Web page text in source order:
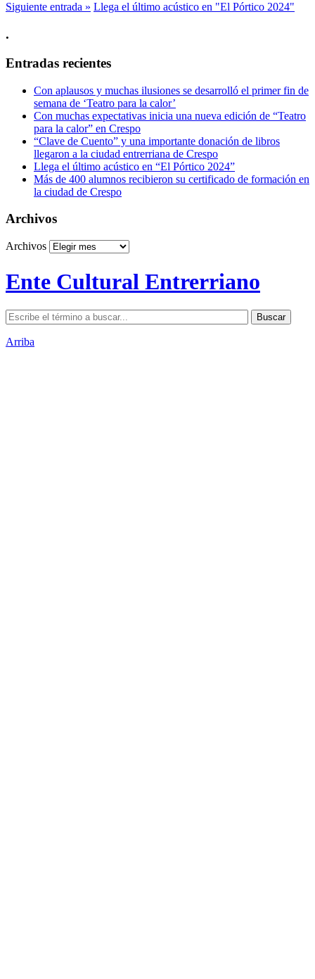
Siguiente entrada » Llega el último acústico en "El Pórtico 2024"
.
Entradas recientes
Con aplausos y muchas ilusiones se desarrolló el primer fin de
semana de ‘Teatro para la calor’
Con muchas expectativas inicia una nueva edición de “Teatro
para la calor” en Crespo
“Clave de Cuento” y una importante donación de libros
llegaron a la ciudad entrerriana de Crespo
Llega el último acústico en “El Pórtico 2024”
Más de 400 alumnos recibieron su certificado de formación en
la ciudad de Crespo
Archivos
Archivos
Ente Cultural Entrerriano
Arriba